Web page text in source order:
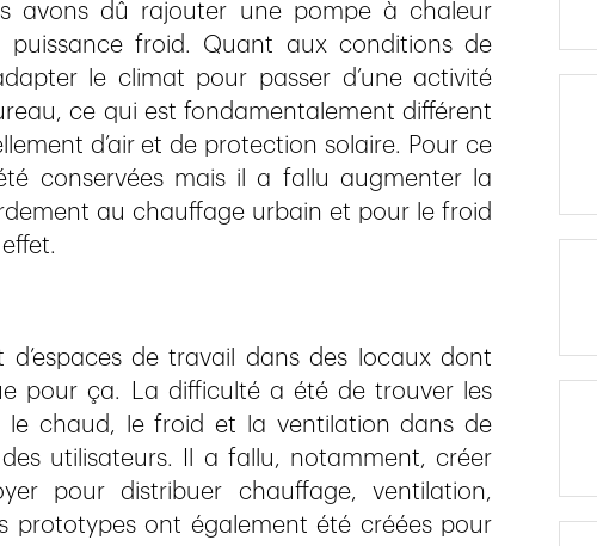
avons dû rajouter une pompe à chaleur
froid. Quant aux conditions de
le climat pour passer d’une activité
ce qui est fondamentalement différent
d’air et de protection solaire. Pour ce
conservées mais il a fallu augmenter la
au chauffage urbain et pour le froid
d’espaces de travail dans des locaux dont
pour ça. La difficulté a été de trouver les
le chaud, le froid et la ventilation dans de
utilisateurs. Il a fallu, notamment, créer
pour distribuer chauffage, ventilation,
prototypes ont également été créées pour